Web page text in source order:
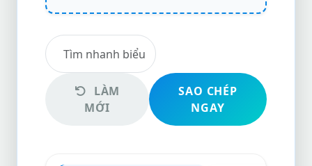
LÀM
MỚI
SAO CHÉP
NGAY